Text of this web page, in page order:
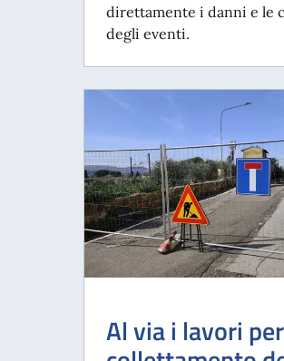
direttamente i danni e le
degli eventi.
Al via i lavori